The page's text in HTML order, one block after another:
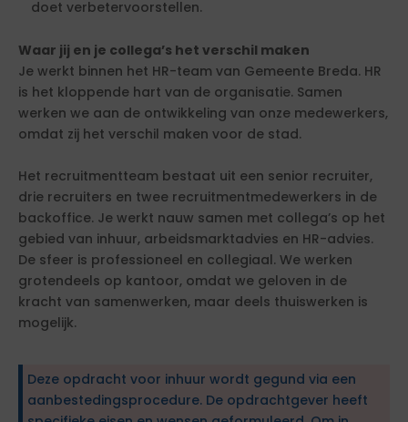
doet verbetervoorstellen.
Waar jij en je collega’s het verschil maken
Je werkt binnen het HR-team van Gemeente Breda. HR
is het kloppende hart van de organisatie. Samen
werken we aan de ontwikkeling van onze medewerkers,
omdat zij het verschil maken voor de stad.
Het recruitmentteam bestaat uit een senior recruiter,
drie recruiters en twee recruitmentmedewerkers in de
backoffice. Je werkt nauw samen met collega’s op het
gebied van inhuur, arbeidsmarktadvies en HR-advies.
De sfeer is professioneel en collegiaal. We werken
grotendeels op kantoor, omdat we geloven in de
kracht van samenwerken, maar deels thuiswerken is
mogelijk.
Deze opdracht voor inhuur wordt gegund via een
aanbestedingsprocedure. De opdrachtgever heeft